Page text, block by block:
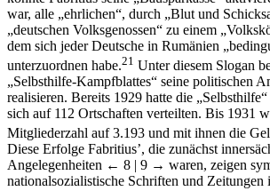
war, alle „ehrlichen“, durch „Blut und
„deutschen Volksgenossen“ zu einem
dem sich jeder Deutsche in Rumänien
unterzuordnen habe.21 Unter diesem Slogan
„Selbsthilfe-Kampfblattes“ seine politischen
realisieren. Bereits 1929 hatte die
sich auf 112 Ortschaften verteilten. Bis 1931
Mitgliederzahl auf 3.193 und mit ihnen die
Diese Erfolge Fabritius’, die zunächst
Angelegenheiten ← 8 | 9 → waren, zeigen
nationalsozialistische Schriften und Zeitungen